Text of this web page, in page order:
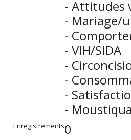
- Attitudes
- Mariage/
-
- VIH/SIDA
-
-
-
-
Enregistrements0